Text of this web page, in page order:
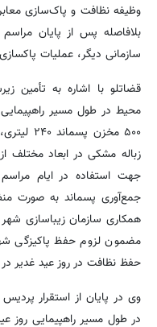
وظیفه نظافت و پاک‌سازی
سازمانی دیگر، عملیات
قضاتلو با اشاره به تأمین
محیط در طول مسیر
زباله مشکی در ابعاد
جهت استفاده در ایام
جمع‌آوری پسماند به صورت
همکاری سازمان زیباسازی شهر
مضمون لزوم حفظ پاکیزگی
حفظ نظافت در روز عید غدیر
وی در پایان از استقرار
در طول مسیر راهپیمایی روز